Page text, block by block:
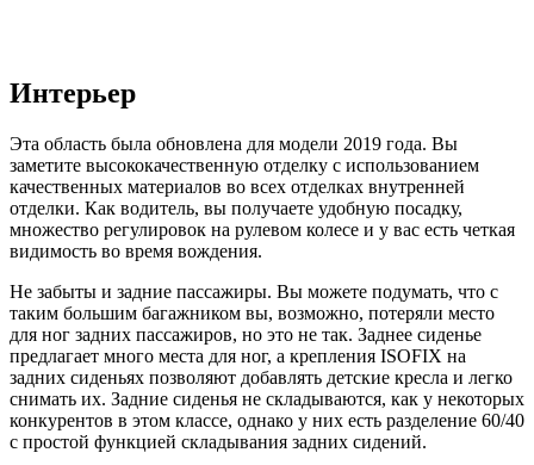
Интерьер
Эта область была обновлена ​​для модели 2019 года. Вы
заметите высококачественную отделку с использованием
качественных материалов во всех отделках внутренней
отделки. Как водитель, вы получаете удобную посадку,
множество регулировок на рулевом колесе и у вас есть четкая
видимость во время вождения.
Не забыты и задние пассажиры. Вы можете подумать, что с
таким большим багажником вы, возможно, потеряли место
для ног задних пассажиров, но это не так. Заднее сиденье
предлагает много места для ног, а крепления ISOFIX на
задних сиденьях позволяют добавлять детские кресла и легко
снимать их. Задние сиденья не складываются, как у некоторых
конкурентов в этом классе, однако у них есть разделение 60/40
с простой функцией складывания задних сидений.